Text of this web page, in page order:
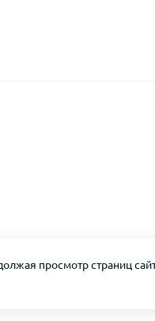
просмотр страниц